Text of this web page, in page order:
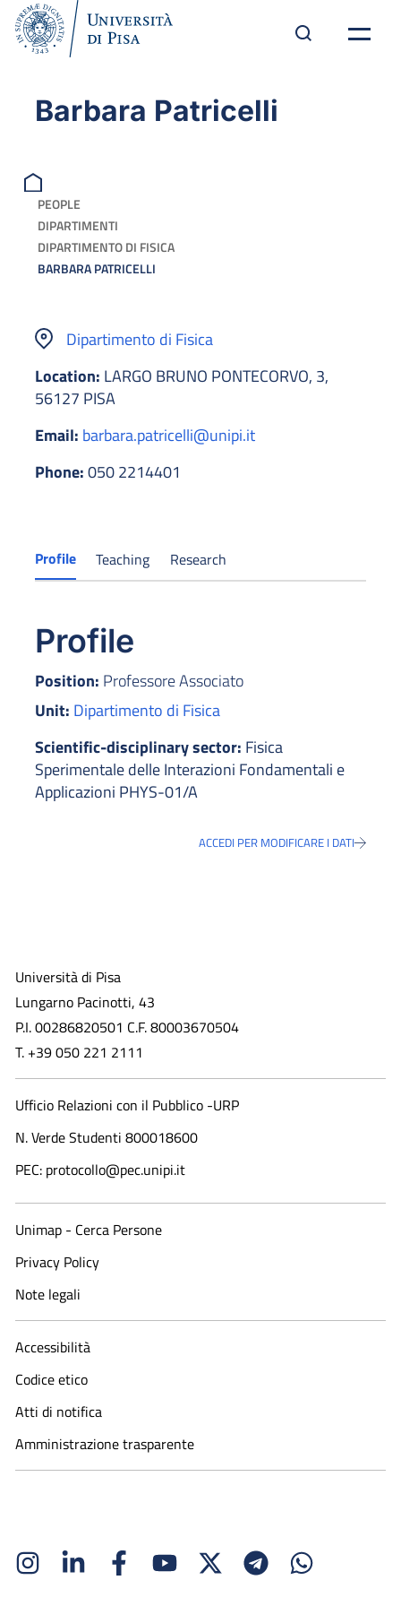
Barbara Patricelli
PEOPLE
DIPARTIMENTI
DIPARTIMENTO DI FISICA
BARBARA PATRICELLI
Dipartimento di Fisica
Location: LARGO BRUNO PONTECORVO, 3,
56127 PISA
Email: barbara.patricelli@unipi.it
Phone:050 2214401
Profile Teaching Research
Profile
Position: Professore Associato
Unit: Dipartimento di Fisica
Scientific-disciplinary sector: Fisica
Sperimentale delle Interazioni Fondamentali e
Applicazioni PHYS-01/A
ACCEDI PER MODIFICARE I DATI
Università di Pisa
Lungarno Pacinotti, 43
P.I. 00286820501 C.F. 80003670504
T. +39 050 221 2111
Ufficio Relazioni con il Pubblico -URP
N. Verde Studenti 800018600​
PEC: protocollo@pec.unipi.it
Unimap - Cerca Persone
Privacy Policy
Note legali
Accessibilità
Codice etico
Atti di notifica
Amministrazione trasparente